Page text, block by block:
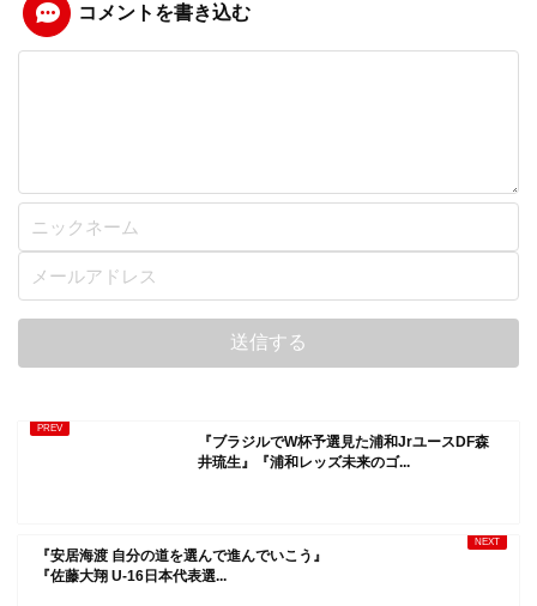
コメントを書き込む
『ブラジルでW杯予選見た浦和JrユースDF森
井琉生』『浦和レッズ未来のゴ...
『安居海渡 自分の道を選んで進んでいこう』
『佐藤大翔 U-16日本代表選...